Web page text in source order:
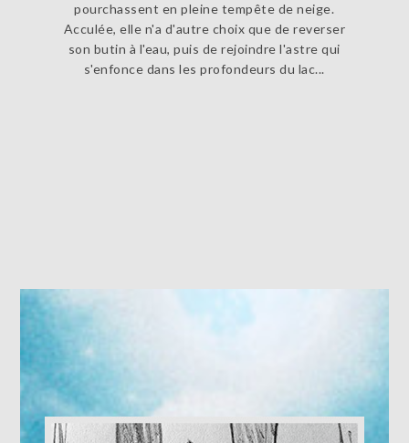
pourchassent en pleine tempête de neige.
Acculée, elle n'a d'autre choix que de reverser
son butin à l'eau, puis de rejoindre l'astre qui
s'enfonce dans les profondeurs du lac...